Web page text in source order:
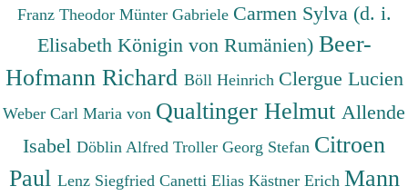
Franz Theodor Münter Gabriele Carmen Sylva (d. i.
Elisabeth Königin von Rumänien) Beer-
Hofmann Richard Böll Heinrich Clergue Lucien
Weber Carl Maria von Qualtinger Helmut Allende
Isabel Döblin Alfred Troller Georg Stefan Citroen
Paul Lenz Siegfried Canetti Elias Kästner Erich Mann